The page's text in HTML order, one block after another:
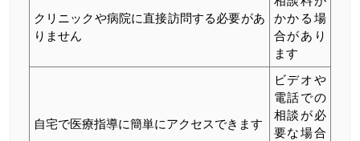
クリニックや病院に直接訪問する必要があ
りません
かかる場
合があり
ます
自宅で医療指導に簡単にアクセスできます
ビデオや
電話での
相談が必
要な場合